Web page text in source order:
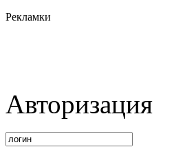
Рекламки
Авторизация